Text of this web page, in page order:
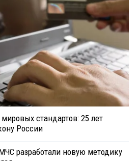
стандартов: 25 лет
России
разработали новую методику